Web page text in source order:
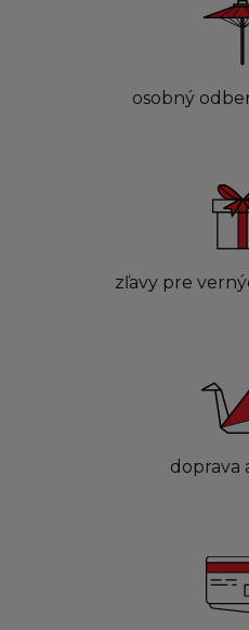
osobný
zľavy pre
doprava